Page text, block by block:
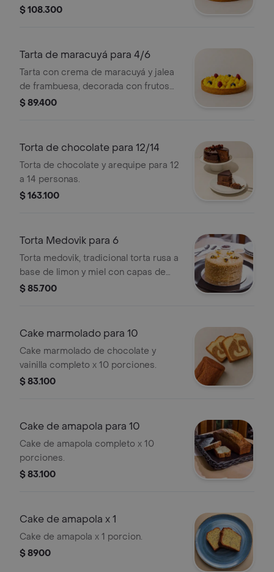
decorada con frutos rojos para 6/8
$ 108.300
Tarta de maracuyá para 4/6
Tarta con crema de maracuyá y jalea
de frambuesa, decorada con frutos
rojos x 4/6 personas.
$ 89.400
Torta de chocolate para 12/14
Torta de chocolate y arequipe para 12
a 14 personas.
$ 163.100
Torta Medovik para 6
Torta medovik, tradicional torta rusa a
base de limon y miel con capas de
galleta para 6 personas.
$ 85.700
Cake marmolado para 10
Cake marmolado de chocolate y
vainilla completo x 10 porciones.
$ 83.100
Cake de amapola para 10
Cake de amapola completo x 10
porciones.
$ 83.100
Cake de amapola x 1
Cake de amapola x 1 porcion.
$ 8900